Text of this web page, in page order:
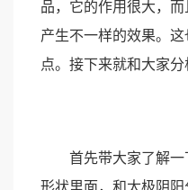
品，它的作用很大，
产生不一样的效果。
点。接下来就和大家
首先带大家了解一